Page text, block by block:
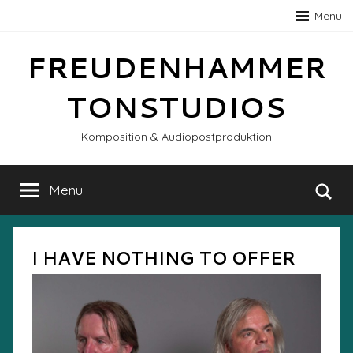
content
Menu
FREUDENHAMMER
TONSTUDIOS
Komposition & Audiopostproduktion
Menu
I HAVE NOTHING TO OFFER